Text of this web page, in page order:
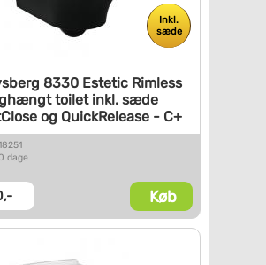
Inkl.
sæde
8330 EsteticRimless
toilet inkl. sæde
og QuickRelease - C+
dage
Køb